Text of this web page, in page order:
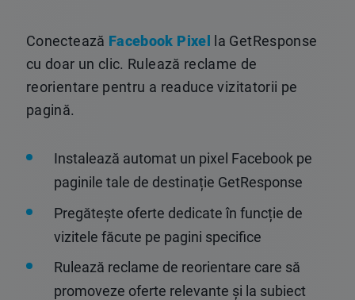
Conectează Facebook Pixel
la GetResponse
cu doar un clic. Rulează reclame de
reorientare pentru a readuce vizitatorii pe
pagină.
Instalează automat un pixel Facebook pe
paginile tale de destinație GetResponse
Pregătește oferte dedicate în funcție de
vizitele făcute pe pagini specifice
Rulează reclame de reorientare care să
promoveze oferte relevante și la subiect